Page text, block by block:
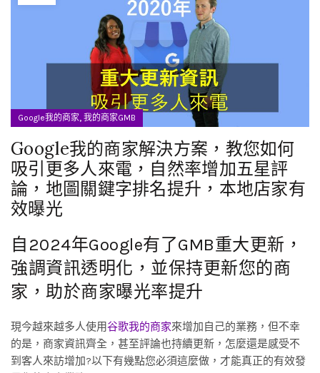
Google我的商家, 我的商家GMB
Google我的商家解決方案，教您如何
吸引更多人來電，自然率增加五星評
論，地圖關鍵字排名提升，本地店家有
效曝光
自2024年Google有了GMB重大更新，
強調資訊透明化，並保持更新您的商
家，助於商家曝光率提升
現今越來越多人使用谷歌我的商家來增加自己的業務，但不幸
的是，商家資訊齊全，甚至評論也持續更新，怎麼還是感受不
到客人來訪增加?以下有幾點您必須這麼做，才能真正的有效發